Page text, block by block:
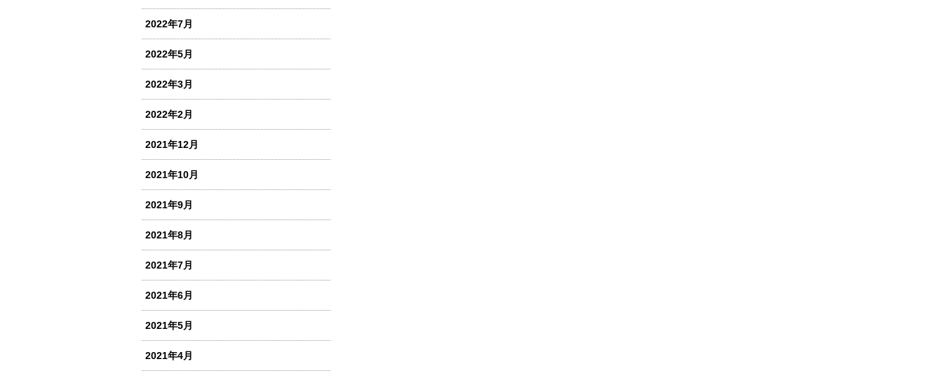
2022年7月
2022年5月
2022年3月
2022年2月
2021年12月
2021年10月
2021年9月
2021年8月
2021年7月
2021年6月
2021年5月
2021年4月